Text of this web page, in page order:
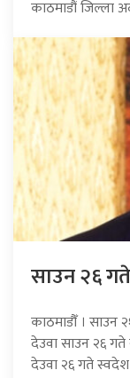
काठमाडौं जिल्ला
साउन २६
काठमाडौँ । साउन
देउवा साउन २६
देउवा २६ गते